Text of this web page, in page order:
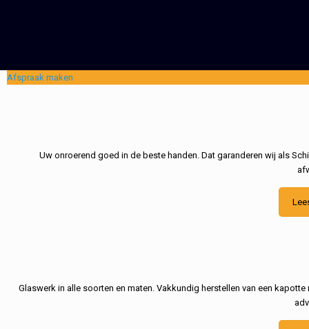
Afspraak maken
Uw onroerend goed in de beste handen. Dat garanderen wij als
Glaswerk in alle soorten en maten. Vakkundig herstellen van een